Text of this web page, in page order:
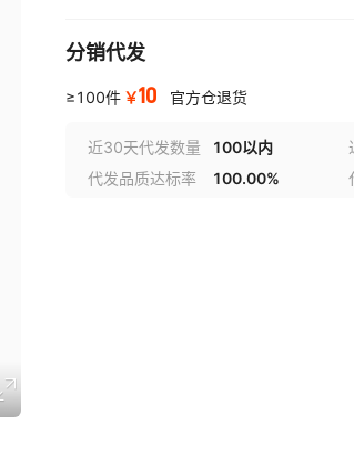
分销代发
≥100件 ￥10 官方仓退货
近30天代发数量 100以内
代发品质达标率
100.00%